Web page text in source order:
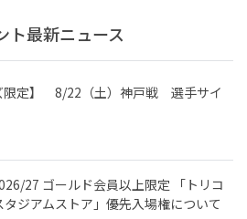
ト最新ニュース
限定】 8/22（土）神戸戦 選手サイ
27 ゴールド会員以上限定 「トリコ
ジアムストア」優先入場権について